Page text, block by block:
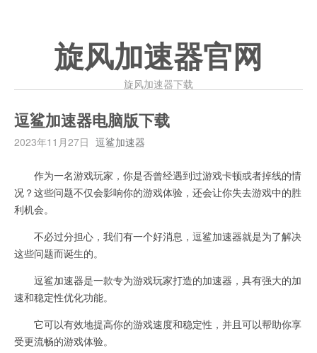
旋风加速器官网
旋风加速器下载
逗鲨加速器电脑版下载
2023年11月27日 逗鲨加速器
作为一名游戏玩家，你是否曾经遇到过游戏卡顿或者掉线的情
况？这些问题不仅会影响你的游戏体验，还会让你失去游戏中的胜
利机会。
不必过分担心，我们有一个好消息，逗鲨加速器就是为了解决
这些问题而诞生的。
逗鲨加速器是一款专为游戏玩家打造的加速器，具有强大的加
速和稳定性优化功能。
它可以有效地提高你的游戏速度和稳定性，并且可以帮助你享
受更流畅的游戏体验。